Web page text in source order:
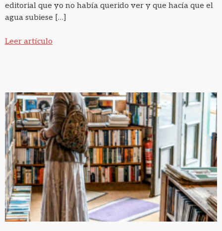
editorial que yo no había querido ver y que hacía que el
agua subiese […]
Leer artículo